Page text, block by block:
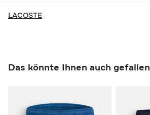
LACOSTE
Das könnte Ihnen auch gefallen